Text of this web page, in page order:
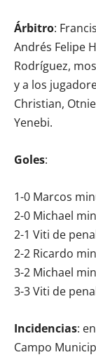
Árbitro:
Andrés Felipe
Rodríguez,
y a los
Christian,
Yenebi.
Goles:
1-0 Marcos
2-0 Michael
2-1 Viti de
2-2 Ricardo
3-2 Michael
3-3 Viti de
Incidencias:
Campo